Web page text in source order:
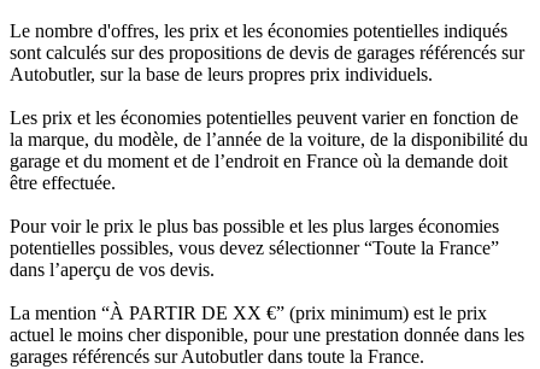
Le nombre d'offres, les prix et les économies potentielles indiqués
sont calculés sur des propositions de devis de garages référencés sur
Autobutler, sur la base de leurs propres prix individuels.
Les prix et les économies potentielles peuvent varier en fonction de
la marque, du modèle, de l’année de la voiture, de la disponibilité du
garage et du moment et de l’endroit en France où la demande doit
être effectuée.
Pour voir le prix le plus bas possible et les plus larges économies
potentielles possibles, vous devez sélectionner “Toute la France”
dans l’aperçu de vos devis.
La mention “À PARTIR DE XX €” (prix minimum) est le prix
actuel le moins cher disponible, pour une prestation donnée dans les
garages référencés sur Autobutler dans toute la France.